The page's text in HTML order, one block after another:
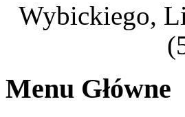
Wybickiego,
Menu Główne